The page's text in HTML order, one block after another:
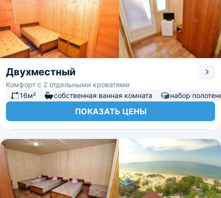
Двухместный
Комфорт с 2 отдельными кроватями
16м²
собственная ванная комната набор
ПОКАЗАТЬ ЦЕНЫ